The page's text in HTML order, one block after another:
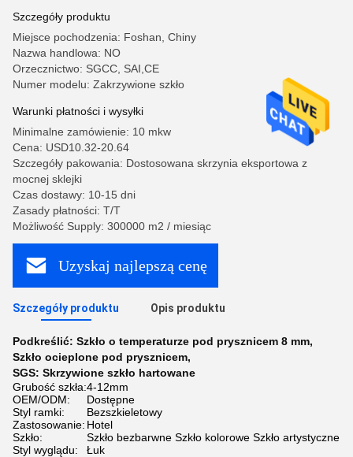
Szczegóły produktu
Miejsce pochodzenia: Foshan, Chiny
Nazwa handlowa: NO
Orzecznictwo: SGCC, SAI,CE
Numer modelu: Zakrzywione szkło
Warunki płatności i wysyłki
Minimalne zamówienie: 10 mkw
Cena: USD10.32-20.64
Szczegóły pakowania: Dostosowana skrzynia eksportowa z
mocnej sklejki
Czas dostawy: 10-15 dni
Zasady płatności: T/T
Możliwość Supply: 300000 m2 / miesiąc
Uzyskaj najlepszą cenę
Szczegóły produktu Opis produktu
Podkreślić: Szkło o temperaturze pod prysznicem 8 mm,
Szkło ocieplone pod prysznicem,
SGS: Skrzywione szkło hartowane
Grubość szkła:4-12mm
OEM/ODM:
Dostępne
Styl ramki:
Bezszkieletowy
Zastosowanie: Hotel
Szkło:
Szkło bezbarwne Szkło kolorowe Szkło artystyczne
Styl wyglądu:
Łuk